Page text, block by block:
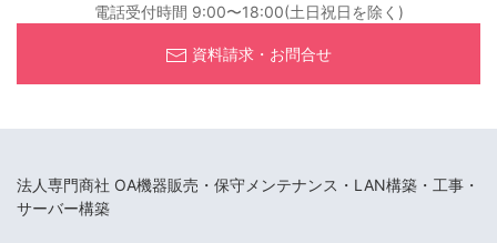
電話受付時間 9:00〜18:00(土日祝日を除く)
資料請求・お問合せ
法人専門商社 OA機器販売・保守メンテナンス・LAN構築・工事・
サーバー構築